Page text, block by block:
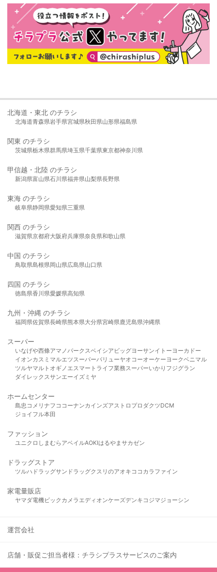
北海道・東北 のチラシ
北海道青森県岩手県宮城県秋田県山形県福島県
関東 のチラシ
茨城県栃木県群馬県埼玉県千葉県東京都神奈川県
甲信越・北陸 のチラシ
新潟県富山県石川県福井県山梨県長野県
東海 のチラシ
岐阜県静岡県愛知県三重県
関西 のチラシ
滋賀県京都府大阪府兵庫県奈良県和歌山県
中国 のチラシ
鳥取県島根県岡山県広島県山口県
四国 のチラシ
徳島県香川県愛媛県高知県
九州・沖縄 のチラシ
福岡県佐賀県長崎県熊本県大分県宮崎県鹿児島県沖縄県
スーパー
いなげや西條アマノパークスベイシア ビッグヨーサンイトーヨーカドー
イオンカスミ マルエツスーパーバリューヤオコーオーケー ヨークベニマル
ツルヤマルト オギノ エスマート ライフ業務スーパーいかり フジグラン
ダイレックスサンエーイズミヤ
ホームセンター
島忠 コメリ ナフコ コーナンカインズアストロプロダクツDCM
ジョイフル本田
ファッション
ユニクロ しまむら アベイルAOKIはるやま サカゼン
ドラッグストア
ツルハドラッグサンドラッグクスリのアオキ ココカラファイン
家電量販店
ヤマダ電機ビックカメラ エディオンケーズデンキ コジマジョーシン
運営会社
店舗・販促ご担当者様：チラシプラスサービスのご案内